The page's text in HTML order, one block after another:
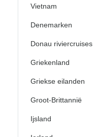
Vietnam
Denemarken
Donau riviercruises
Griekenland
Griekse eilanden
Groot-Brittannië
Ijsland